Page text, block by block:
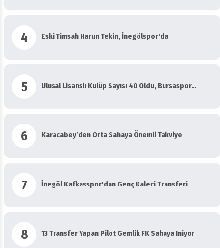
4 Eski Timsah Harun Tekin, İnegölspor'da
5 Ulusal Lisanslı Kulüp Sayısı 40 Oldu, Bursaspor…
6 Karacabey’den Orta Sahaya Önemli Takviye
7 İnegöl Kafkasspor'dan Genç Kaleci Transferi
8 13 Transfer Yapan Pilot Gemlik FK Sahaya Iniyor